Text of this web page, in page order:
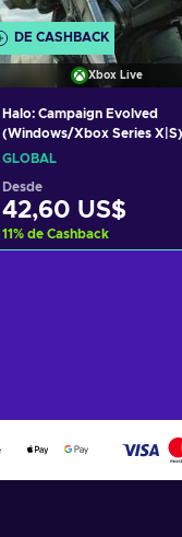
DE CASHBACK
Xbox Live
Halo: Campaign Evolved
(Windows/Xbox Series X|S)
XBOX LIVE Key GLOBAL
GLOBAL
Desde
42,60 US$
11% de Cashback